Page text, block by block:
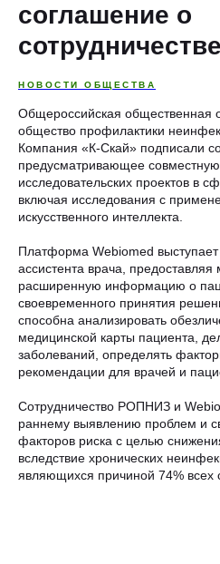
соглашение о
НОВОСТИ ОБЩЕСТВА
Общероссийская общественная
общество профилактики
Компания «К-Скай» подписали
предусматривающее
исследовательских проектов в
включая исследования с
искусственного интеллекта.
Платформа Webiomed выступает
ассистента врача,
расширенную информацию о
своевременного принятия
способна анализировать
медицинской карты пациента,
заболеваний, определять
рекомендации для врачей и
Сотрудничество РОПНИЗ и
раннему выявлению проблем и
факторов риска с целью
вследствие хронических
являющихся причиной 74% всех